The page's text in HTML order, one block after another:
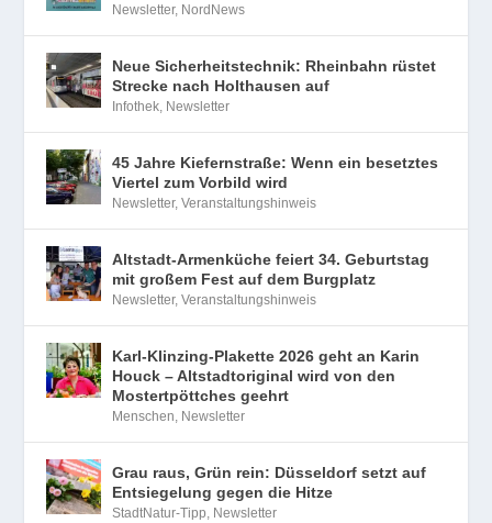
Newsletter, NordNews
Neue Sicherheitstechnik: Rheinbahn rüstet
Strecke nach Holthausen auf
Infothek, Newsletter
45 Jahre Kiefernstraße: Wenn ein besetztes
Viertel zum Vorbild wird
Newsletter,Veranstaltungshinweis
Altstadt-Armenküche feiert 34. Geburtstag
mit großem Fest auf dem Burgplatz
Newsletter,Veranstaltungshinweis
Karl-Klinzing-Plakette 2026 geht an Karin
Houck – Altstadtoriginal wird von den
Mostertpöttches geehrt
Menschen, Newsletter
Grau raus, Grün rein: Düsseldorf setzt auf
Entsiegelung gegen die Hitze
StadtNatur-Tipp, Newsletter